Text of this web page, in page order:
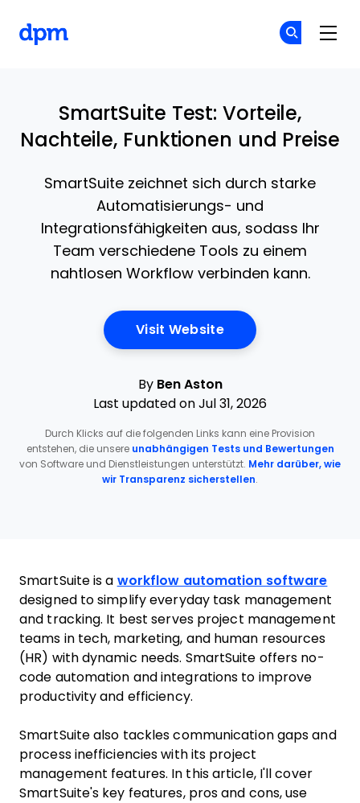
SmartSuite Test: Vorteile,
Nachteile, Funktionen und Preise
SmartSuite zeichnet sich durch starke
Automatisierungs- und
Integrationsfähigkeiten aus, sodass Ihr
Team verschiedene Tools zu einem
nahtlosen Workflow verbinden kann.
Visit WebsiteOpens New Window
By Ben Aston
Last updated on Jul 31, 2026
Durch Klicks auf die folgenden Links kann eine Provision
entstehen, die unsere unabhängigen Tests und Bewertungen
von Software und Dienstleistungen unterstützt. Mehr darüber, wie
wir Transparenz sicherstellen.
SmartSuite is a workflow automation software
designed to simplify everyday task management
and tracking. It best serves project management
teams in tech, marketing, and human resources
(HR) with dynamic needs. SmartSuite offers no-
code automation and integrations to improve
productivity and efficiency.
SmartSuite also tackles communication gaps and
process inefficiencies with its project
management features. In this article, I'll cover
SmartSuite's key features, pros and cons, use